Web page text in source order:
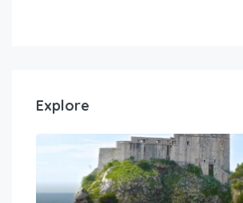
Explore